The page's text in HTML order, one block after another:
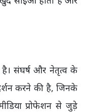
संघर्ष और नेतृत्व के
करने की है, जिनके
प्रोफेशन से जुड़े